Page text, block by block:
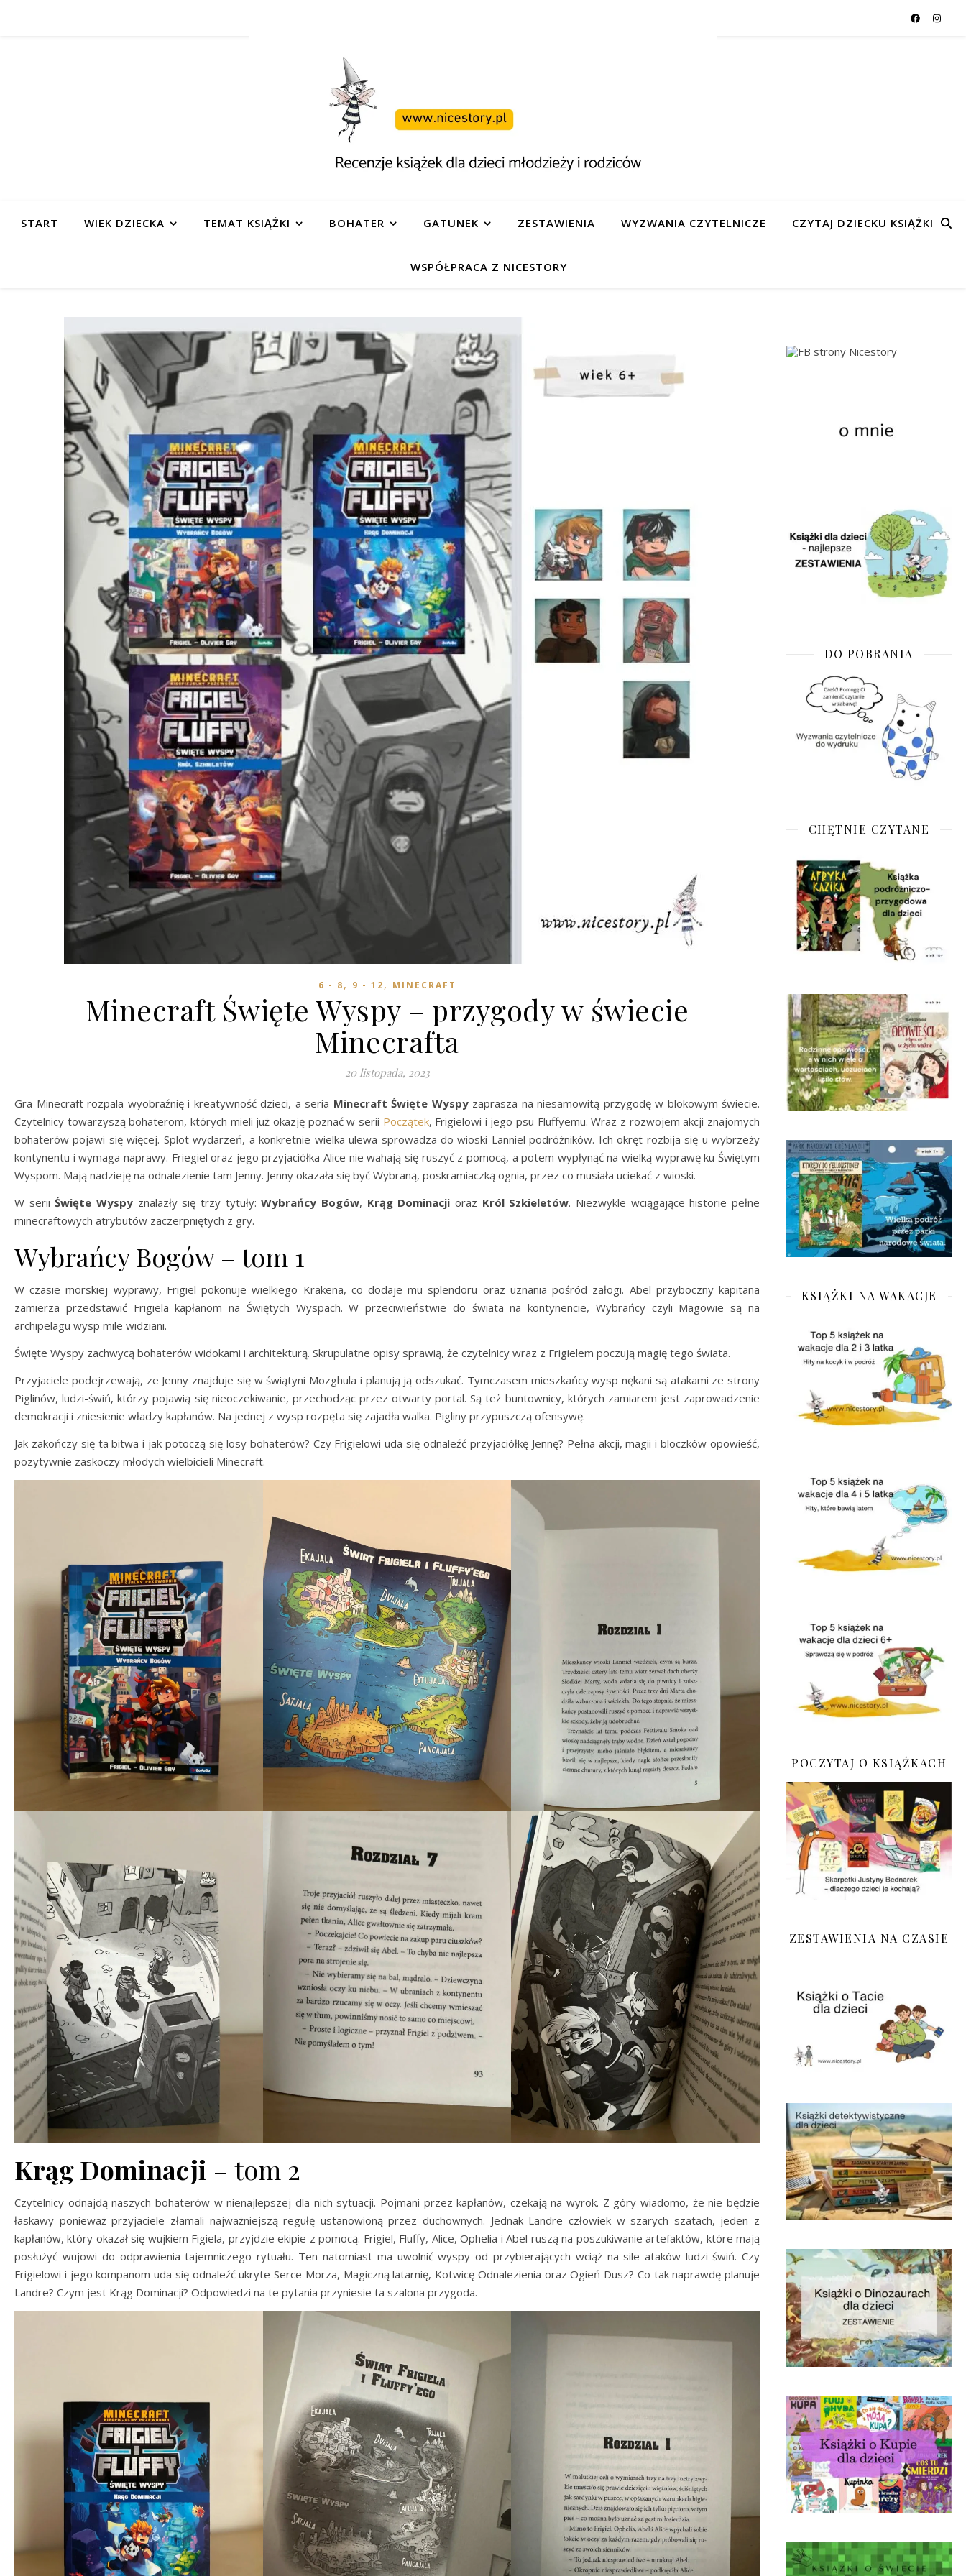
START WIEK DZIECKA TEMAT KSIĄŻKI BOHATER GATUNEK ZESTAWIENIA WYZWANIA CZYTELNICZE CZYTAJ DZIECKU KSIĄŻKI
WSPÓŁPRACA Z NICESTORY
6 - 8, 9 - 12, MINECRAFT
Minecraft Święte Wyspy – przygody w świecie
Minecrafta
20 listopada, 2023
Gra Minecraft rozpala wyobraźnię i kreatywność dzieci, a seria Minecraft Święte Wyspyzaprasza na niesamowitą przygodę w blokowym świecie.
Czytelnicy towarzyszą bohaterom, których mieli już okazję poznać w serii Początek, Frigielowi i jego psu Fluffyemu. Wraz z rozwojem akcji znajomych
bohaterów pojawi się więcej. Splot wydarzeń, a konkretnie wielka ulewa sprowadza do wioski Lanniel podróżników. Ich okręt rozbija się u wybrzeży
kontynentu i wymaga naprawy. Friegiel oraz jego przyjaciółka Alice nie wahają się ruszyć z pomocą, a potem wypłynąć na wielką wyprawę ku Świętym
Wyspom. Mają nadzieję na odnalezienie tam Jenny. Jenny okazała się być Wybraną, poskramiaczką ognia, przez co musiała uciekać z wioski.
W seriiŚwięte Wyspy znalazły się trzy tytuły:Wybrańcy Bogów, Krąg Dominacjioraz Król Szkieletów. Niezwykle wciągające historie pełne
minecraftowych atrybutów zaczerpniętych z gry.
Wybrańcy Bogów – tom 1
W czasie morskiej wyprawy, Frigiel pokonuje wielkiego Krakena, co dodaje mu splendoru oraz uznania pośród załogi. Abel przyboczny kapitana
zamierza przedstawić Frigiela kapłanom na Świętych Wyspach. W przeciwieństwie do świata na kontynencie, Wybrańcy czyli Magowie są na
archipelagu wysp mile widziani.
Święte Wyspy zachwycą bohaterów widokami i architekturą. Skrupulatne opisy sprawią, że czytelnicy wraz z Frigielem poczują magię tego świata.
Przyjaciele podejrzewają, ze Jenny znajduje się w świątyni Mozghula i planują ją odszukać. Tymczasem mieszkańcy wysp nękani są atakami ze strony
Piglinów, ludzi-świń, którzy pojawią się nieoczekiwanie, przechodząc przez otwarty portal. Są też buntownicy, których zamiarem jest zaprowadzenie
demokracji i zniesienie władzy kapłanów. Na jednej z wysp rozpęta się zajadła walka. Pigliny przypuszczą ofensywę.
Jak zakończy się ta bitwa i jak potoczą się losy bohaterów? Czy Frigielowi uda się odnaleźć przyjaciółkę Jennę? Pełna akcji, magii i bloczków opowieść,
pozytywnie zaskoczy młodych wielbicieli Minecraft.
Krąg Dominacji – tom 2
Czytelnicy odnajdą naszych bohaterów w nienajlepszej dla nich sytuacji. Pojmani przez kapłanów, czekają na wyrok. Z góry wiadomo, że nie będzie
łaskawy ponieważ przyjaciele złamali najważniejszą regułę ustanowioną przez duchownych. Jednak Landre człowiek w szarych szatach, jeden z
kapłanów, który okazał się wujkiem Figiela, przyjdzie ekipie z pomocą. Frigiel, Fluffy, Alice, Ophelia i Abel ruszą na poszukiwanie artefaktów, które mają
posłużyć wujowi do odprawienia tajemniczego rytuału. Ten natomiast ma uwolnić wyspy od przybierających wciąż na sile ataków ludzi-świń. Czy
Frigielowi i jego kompanom uda się odnaleźć ukryte Serce Morza, Magiczną latarnię, Kotwicę Odnalezienia oraz Ogień Dusz? Co tak naprawdę planuje
Landre? Czym jest Krąg Dominacji? Odpowiedzi na te pytania przyniesie ta szalona przygoda.
DO POBRANIA
CHĘTNIE CZYTANE
KSIĄŻKI NA WAKACJE
POCZYTAJ O KSIĄŻKACH
ZESTAWIENIA NA CZASIE